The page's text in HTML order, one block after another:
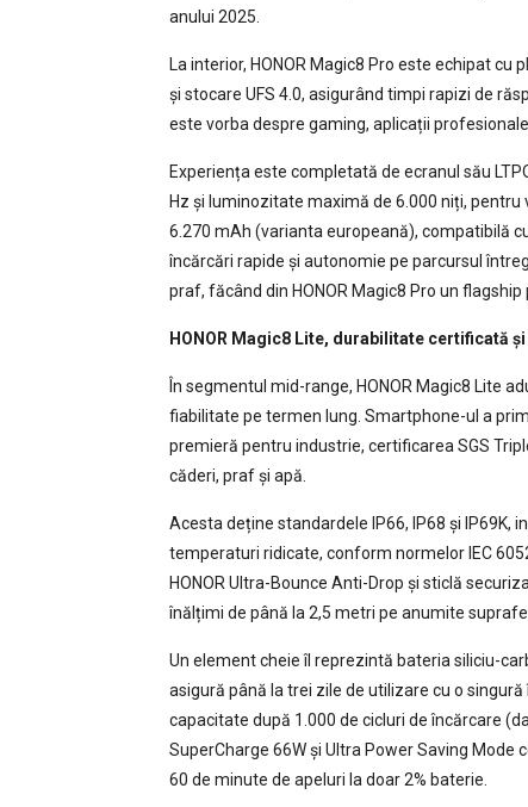
anului 2025.
La interior, HONOR Magic8 Pro este echipat cu
și stocare UFS 4.0, asigurând timpi rapizi de
este vorba despre gaming, aplicații
Experiența este completată de ecranul său
Hz și luminozitate maximă de 6.000 niți,
6.270 mAh (varianta europeană), compatibilă
încărcări rapide și autonomie pe parcursul
praf, făcând din HONOR Magic8 Pro un
HONOR Magic8 Lite, durabilitate certificată
În segmentul mid-range, HONOR Magic8 Lite
fiabilitate pe termen lung. Smartphone-ul a
premieră pentru industrie, certificarea SGS
căderi, praf și apă.
Acesta deține standardele IP66, IP68 și IP69K,
temperaturi ridicate, conform normelor IEC
HONOR Ultra-Bounce Anti-Drop și sticlă
înălțimi de până la 2,5 metri pe anumite
Un element cheie îl reprezintă bateria siliciu-
asigură până la trei zile de utilizare cu o
capacitate după 1.000 de cicluri de încărcare
SuperCharge 66W și Ultra Power Saving
60 de minute de apeluri la doar 2% baterie.